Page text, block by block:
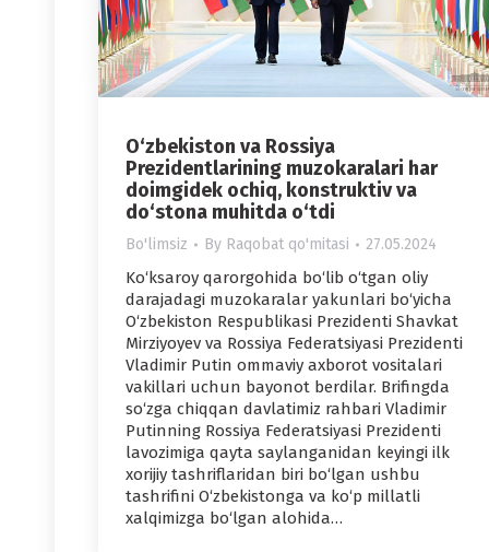
O‘zbekiston va Rossiya
Prezidentlarining muzokaralari har
doimgidek ochiq, konstruktiv va
do‘stona muhitda o‘tdi
Bo'limsiz By Raqobat qo'mitasi 27.05.2024
Ko‘ksaroy qarorgohida bo‘lib o‘tgan oliy
darajadagi muzokaralar yakunlari bo‘yicha
O‘zbekiston Respublikasi Prezidenti Shavkat
Mirziyoyev va Rossiya Federatsiyasi Prezidenti
Vladimir Putin ommaviy axborot vositalari
vakillari uchun bayonot berdilar. Brifingda
so‘zga chiqqan davlatimiz rahbari Vladimir
Putinning Rossiya Federatsiyasi Prezidenti
lavozimiga qayta saylanganidan keyingi ilk
xorijiy tashriflaridan biri bo‘lgan ushbu
tashrifini O‘zbekistonga va ko‘p millatli
xalqimizga bo‘lgan alohida…